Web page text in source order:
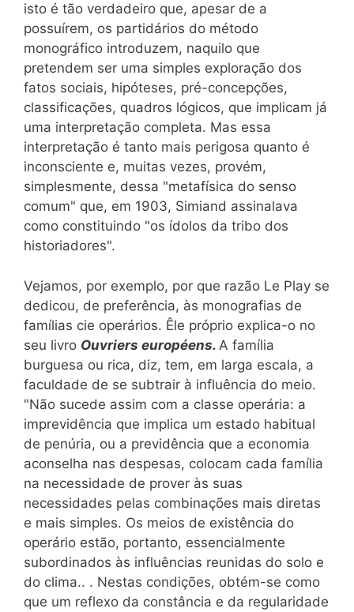
isto é tão verdadeiro que, apesar de a
possuírem, os partidários do método
monográfico introduzem, naquilo que
pretendem ser uma simples exploração dos
fatos sociais, hipóteses, pré-concepções,
classificações, quadros lógicos, que implicam já
uma interpretação completa. Mas essa
interpretação é tanto mais perigosa quanto é
inconsciente e, muitas vezes, provém,
simplesmente, dessa "metafísica do senso
comum" que, em 1903, Simiand assinalava
como constituindo "os ídolos da tribo dos
historiadores".
Vejamos, por exemplo, por que razão Le Play se
dedicou, de preferência, às monografias de
famílias cie operários. Êle próprio explica-o no
seu livro Ouvriers européens. A família
burguesa ou rica, diz, tem, em larga escala, a
faculdade de se subtrair à influência do meio.
"Não sucede assim com a classe operária: a
imprevidência que implica um estado habitual
de penúria, ou a previdência que a economia
aconselha nas despesas, colocam cada família
na necessidade de prover às suas
necessidades pelas combinações mais diretas
e mais simples. Os meios de existência do
operário estão, portanto, essencialmente
subordinados às influências reunidas do solo e
do clima.. . Nestas condições, obtém-se como
que um reflexo da constância e da regularidade